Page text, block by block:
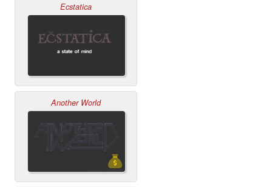
Ecstatica
Another World